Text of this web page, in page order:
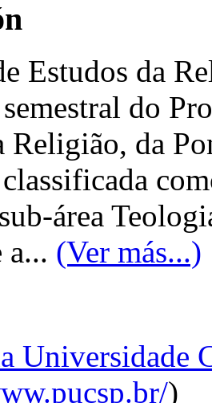
Estudos da
do
Religião, da
área
a... (Ver más...)
Universidade
)